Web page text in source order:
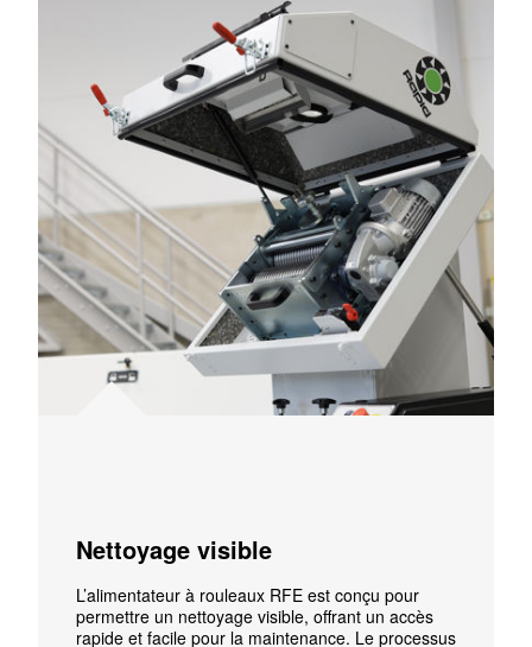
Nettoyage visible
L’alimentateur à rouleaux RFE est conçu pour
permettre un nettoyage visible, offrant un accès
rapide et facile pour la maintenance. Le processus